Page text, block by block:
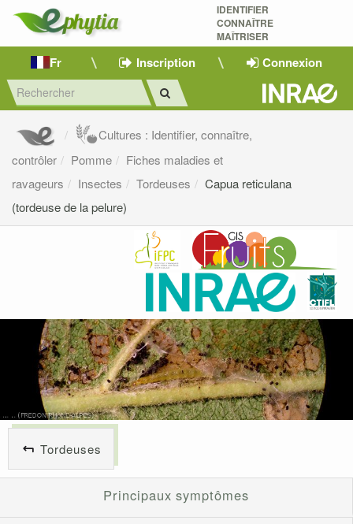
IDENTIFIER
CONNAÎTRE
MAÎTRISER
Fr Inscription Connexion
Cultures : Identifier, connaître,
contrôler
Pomme
Fiches maladies et
ravageurs
Insectes Tordeuses
Capua reticulana
(tordeuse de la pelure)
Tordeuses
Principaux symptômes